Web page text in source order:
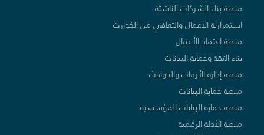
منصة بناء الشركات الناشئة
استمرارية الأعمال والتعافي من الكوارث
منصة اعتماد الأعمال
بناء الثقة وحماية البيانات
منصة إدارة الأزمات والحوادث
منصة حماية البيانات
منصة حماية البيانات المؤسسية
منصة الأدلة الرقمية